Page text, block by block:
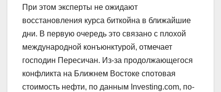
При этом эксперты не ожидают
восстановления курса биткойна в ближайшие
дни. В первую очередь это связано с плохой
международной конъюнктурой, отмечает
господин Пересичан. Из-за продолжающегося
конфликта на Ближнем Востоке спотовая
стоимость нефти, по данным Investing.com, по-